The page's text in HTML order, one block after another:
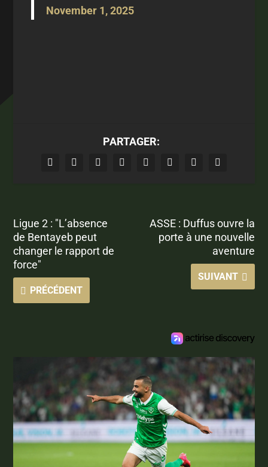
November 1, 2025
PARTAGER:
Ligue 2 : "L’absence
de Bentayeb peut
changer le rapport de
force"
PRÉCÉDENT
ASSE : Duffus ouvre la
porte à une nouvelle
aventure
SUIVANT